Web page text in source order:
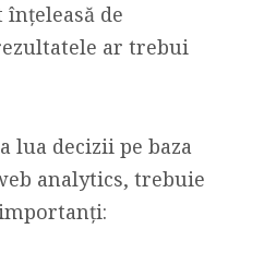
de
ar trebui
lua decizii pe baza
analytics, trebuie